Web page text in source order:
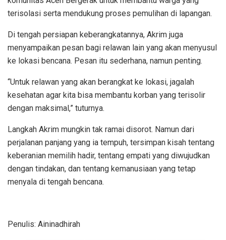
terisolasi serta mendukung proses pemulihan di lapangan.
Di tengah persiapan keberangkatannya, Akrim juga
menyampaikan pesan bagi relawan lain yang akan menyusul
ke lokasi bencana. Pesan itu sederhana, namun penting.
“Untuk relawan yang akan berangkat ke lokasi, jagalah
kesehatan agar kita bisa membantu korban yang terisolir
dengan maksimal,” tuturnya.
Langkah Akrim mungkin tak ramai disorot. Namun dari
perjalanan panjang yang ia tempuh, tersimpan kisah tentang
keberanian memilih hadir, tentang empati yang diwujudkan
dengan tindakan, dan tentang kemanusiaan yang tetap
menyala di tengah bencana.
Penulis: Aininadhirah